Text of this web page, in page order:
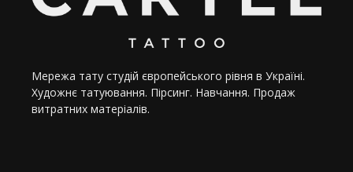
Мережа тату студій європейського рівня в Україні.
Художнє татуювання. Пірсинг. Навчання. Продаж
витратних матеріалів.